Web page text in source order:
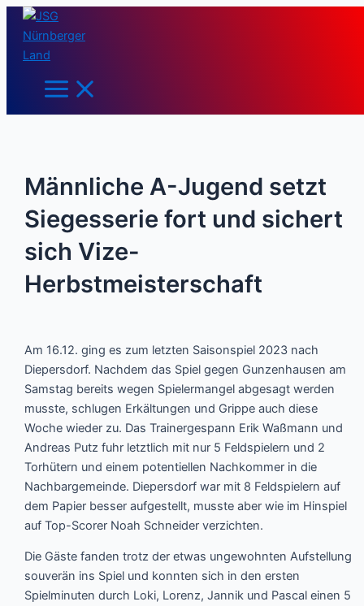
Zum
Inhalt
springen
Main
Menu
Männliche A-Jugend setzt
Siegesserie fort und sichert
sich Vize-
Herbstmeisterschaft
Am 16.12. ging es zum letzten Saisonspiel 2023 nach
Diepersdorf. Nachdem das Spiel gegen Gunzenhausen am
Samstag bereits wegen Spielermangel abgesagt werden
musste, schlugen Erkältungen und Grippe auch diese
Woche wieder zu. Das Trainergespann Erik Waßmann und
Andreas Putz fuhr letztlich mit nur 5 Feldspielern und 2
Torhütern und einem potentiellen Nachkommer in die
Nachbargemeinde. Diepersdorf war mit 8 Feldspielern auf
dem Papier besser aufgestellt, musste aber wie im Hinspiel
auf Top-Scorer Noah Schneider verzichten.
Die Gäste fanden trotz der etwas ungewohnten Aufstellung
souverän ins Spiel und konnten sich in den ersten
Spielminuten durch Loki, Lorenz, Jannik und Pascal einen 5
Post
navigation